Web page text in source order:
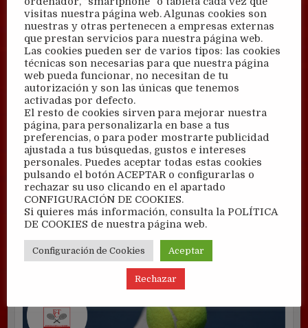
visitas nuestra página web. Algunas cookies son
nuestras y otras pertenecen a empresas externas
que prestan servicios para nuestra página web.
Las cookies pueden ser de varios tipos: las cookies
técnicas son necesarias para que nuestra página
web pueda funcionar, no necesitan de tu
autorización y son las únicas que tenemos
activadas por defecto.
El resto de cookies sirven para mejorar nuestra
página, para personalizarla en base a tus
preferencias, o para poder mostrarte publicidad
ajustada a tus búsquedas, gustos e intereses
personales. Puedes aceptar todas estas cookies
pulsando el botón ACEPTAR o configurarlas o
rechazar su uso clicando en el apartado
CONFIGURACIÓN DE COOKIES.
Si quieres más información, consulta la POLÍTICA
DE COOKIES de nuestra página web.
Configuración de Cookies Aceptar
Rechazar